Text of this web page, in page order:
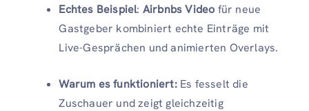
Echtes Beispiel: Airbnbs Video für neue
Gastgeber kombiniert echte Einträge mit
Live-Gesprächen und animierten Overlays.
Warum es funktioniert:Es fesselt die
Zuschauer und zeigt gleichzeitig